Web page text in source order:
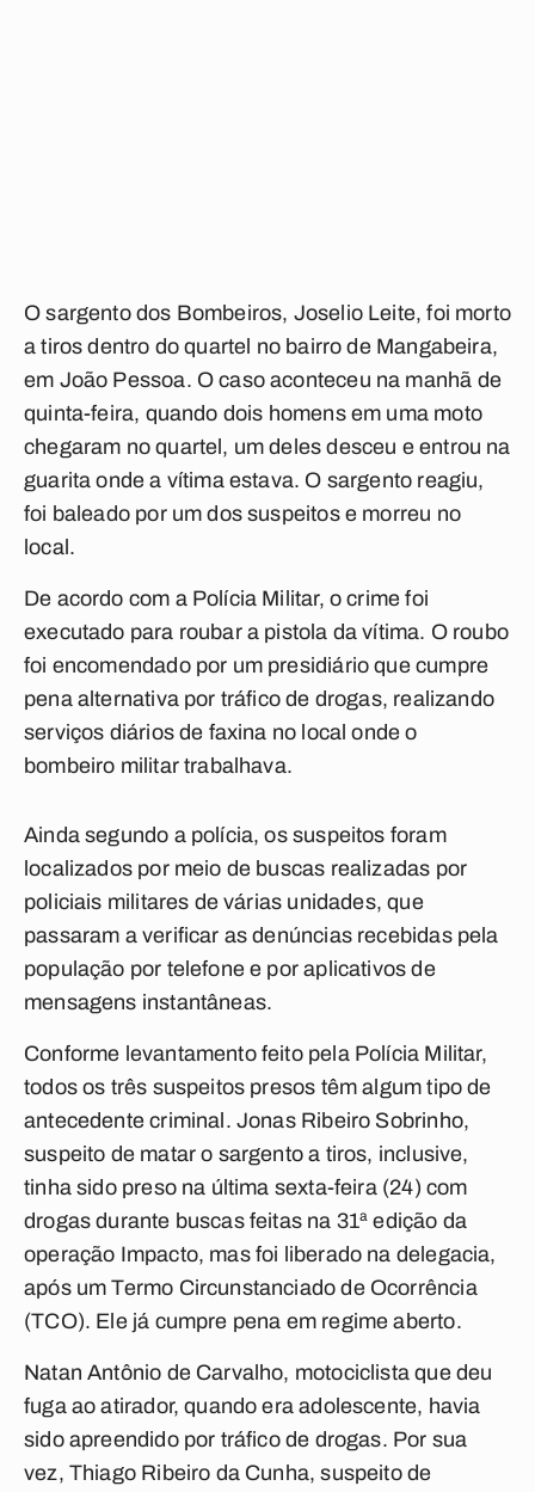
O sargento dos Bombeiros, Joselio Leite, foi morto
a tiros dentro do quartel no bairro de Mangabeira,
em João Pessoa. O caso aconteceu na manhã de
quinta-feira, quando dois homens em uma moto
chegaram no quartel, um deles desceu e entrou na
guarita onde a vítima estava. O sargento reagiu,
foi baleado por um dos suspeitos e morreu no
local.
De acordo com a Polícia Militar, o crime foi
executado para roubar a pistola da vítima. O roubo
foi encomendado por um presidiário que cumpre
pena alternativa por tráfico de drogas, realizando
serviços diários de faxina no local onde o
bombeiro militar trabalhava.
Ainda segundo a polícia, os suspeitos foram
localizados por meio de buscas realizadas por
policiais militares de várias unidades, que
passaram a verificar as denúncias recebidas pela
população por telefone e por aplicativos de
mensagens instantâneas.
Conforme levantamento feito pela Polícia Militar,
todos os três suspeitos presos têm algum tipo de
antecedente criminal. Jonas Ribeiro Sobrinho,
suspeito de matar o sargento a tiros, inclusive,
tinha sido preso na última sexta-feira (24) com
drogas durante buscas feitas na 31ª edição da
operação Impacto, mas foi liberado na delegacia,
após um Termo Circunstanciado de Ocorrência
(TCO). Ele já cumpre pena em regime aberto.
Natan Antônio de Carvalho, motociclista que deu
fuga ao atirador, quando era adolescente, havia
sido apreendido por tráfico de drogas. Por sua
vez, Thiago Ribeiro da Cunha, suspeito de